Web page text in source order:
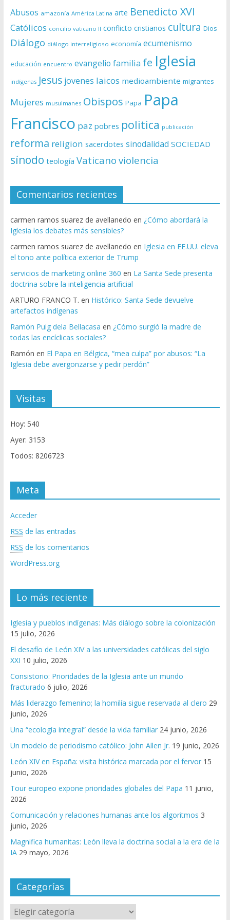
Abusos amazonía América Latina arte Benedicto XVI
Católicos concilio vaticano II conflicto cristianos cultura Dios
Diálogo diálogo interreligioso economía ecumenismo
educación encuentro evangelio familia fe Iglesia
indígenas Jesus jovenes laicos medioambiente migrantes
Mujeres musulmanes Obispos Papa Papa
Francisco paz pobres politica publicación
reforma religion sacerdotes sinodalidad SOCIEDAD
sínodo teología Vaticano violencia
Comentarios recientes
carmen ramos suarez de avellanedo en ¿Cómo abordará la
Iglesia los debates más sensibles?
carmen ramos suarez de avellanedo en Iglesia en EE.UU. eleva
el tono ante política exterior de Trump
servicios de marketing online 360 en La Santa Sede presenta
doctrina sobre la inteligencia artificial
ARTURO FRANCO T. en Histórico: Santa Sede devuelve
artefactos indígenas
Ramón Puig dela Bellacasa en ¿Cómo surgió la madre de
todas las encíclicas sociales?
Ramón en El Papa en Bélgica, “mea culpa” por abusos: “La
Iglesia debe avergonzarse y pedir perdón”
Visitas
Hoy: 540
Ayer: 3153
Todos: 8206723
Meta
Acceder
RSS de las entradas
RSS de los comentarios
WordPress.org
Lo más reciente
Iglesia y pueblos indígenas: Más diálogo sobre la colonización
15 julio, 2026
El desafío de León XIV a las universidades católicas del siglo
XXI 10 julio, 2026
Consistorio: Prioridades de la Iglesia ante un mundo
fracturado 6 julio, 2026
Más liderazgo femenino; la homilía sigue reservada al clero 29
junio, 2026
Una “ecología integral” desde la vida familiar 24 junio, 2026
Un modelo de periodismo católico: John Allen Jr. 19 junio, 2026
León XIV en España: visita histórica marcada por el fervor 15
junio, 2026
Tour europeo expone prioridades globales del Papa 11 junio,
2026
Comunicación y relaciones humanas ante los algoritmos 3
junio, 2026
Magnifica humanitas: León lleva la doctrina social a la era de la
IA 29 mayo, 2026
Categorías